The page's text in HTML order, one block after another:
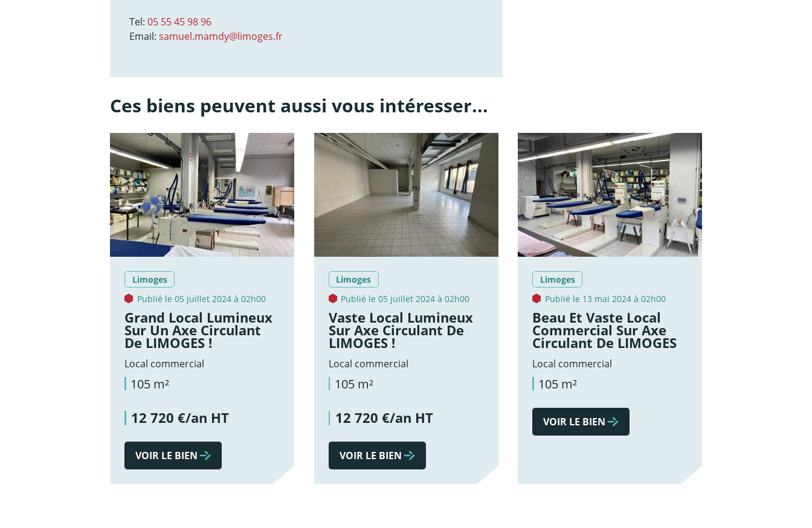
Tel: 05 55 45 98 96
Email: samuel.mamdy@limoges.fr
Ces biens peuvent aussi vous intéresser...
Limoges
Publié le 05 juillet 2024 à 02h00
Grand Local Lumineux
Sur Un Axe Circulant
De LIMOGES !
Local commercial
105 m²
12 720 €/an HT
VOIR LE BIEN
Limoges
Publié le 05 juillet 2024 à 02h00
Vaste Local Lumineux
Sur Axe Circulant De
LIMOGES !
Local commercial
105 m²
12 720 €/an HT
VOIR LE BIEN
Limoges
Publié le 13 mai 2024 à 02h00
Beau Et Vaste Local
Commercial Sur Axe
Circulant De LIMOGES
Local commercial
105 m²
VOIR LE BIEN